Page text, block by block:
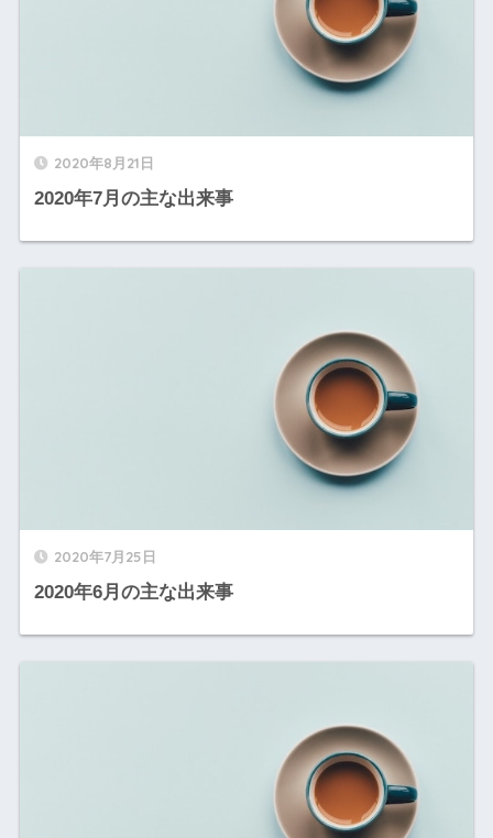
2020年8月21日
2020年7月の主な出来事
2020年7月25日
2020年6月の主な出来事